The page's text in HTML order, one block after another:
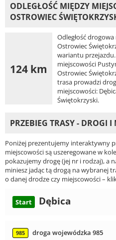
ODLEGŁOŚĆ MIĘDZY
OSTROWIEC
124 km
Odległość
Ostrowiec
wariantu przejazdu.
miejscowości
Ostrowiec
trasa prowadzi
miejscowości:
Świętokrzyski.
PRZEBIEG TRASY - DROGI I
Poniżej prezentujemy interaktywny
miejscowości są uszeregowane w
pokazujemy drogę (jej nr i rodzaj), a
miniesz jadąc tą drogą na wybranej
o danej drodze czy miejscowości –
Start Dębica
985
droga wojewódzka 985